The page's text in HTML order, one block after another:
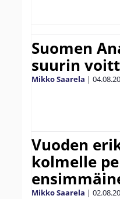
Suomen
suurin
Mikko Saarela |
Vuoden
kolmelle
Mikko Saarela |